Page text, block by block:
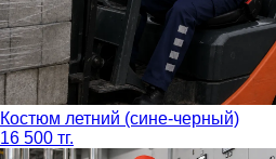
Костюм летний (сине-черный)
16 500 тг.